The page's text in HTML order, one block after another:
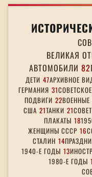
ВЕЛИКАЯ
АВТОМОБИЛИ 82
ДЕТИ 47АРХИВНОЕ
ГЕРМАНИЯ 31
ПОДВИГИ 22ВОЕННЫЕ
США 21ТАНКИ 21
ПЛАКАТЫ 18
ЖЕНЩИНЫ СССР 16
СТАЛИН 14
1940-Е ГОДЫ 13
1980-Е ГОДЫ